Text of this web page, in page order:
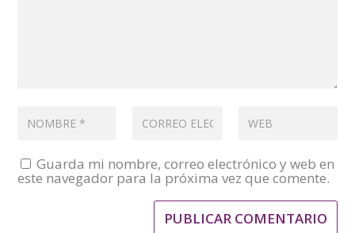
Guarda mi nombre, correo electrónico y web en
este navegador para la próxima vez que comente.